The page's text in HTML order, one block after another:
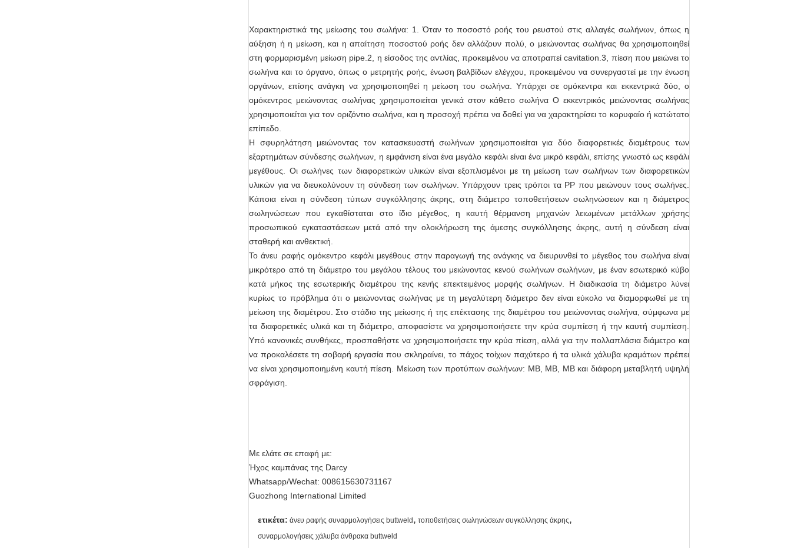
Χαρακτηριστικά της μείωσης του σωλήνα: 1. Όταν το ποσοστό ροής του ρευστού στις αλλαγές σωλήνων, όπως η
αύξηση ή η μείωση, και η απαίτηση ποσοστού ροής δεν αλλάζουν πολύ, ο μειώνοντας σωλήνας θα χρησιμοποιηθεί
στη φορμαρισμένη μείωση pipe.2, η είσοδος της αντλίας, προκειμένου να αποτραπεί cavitation.3, πίεση που μειώνει το
σωλήνα και το όργανο, όπως ο μετρητής ροής, ένωση βαλβίδων ελέγχου, προκειμένου να συνεργαστεί με την ένωση
οργάνων, επίσης ανάγκη να χρησιμοποιηθεί η μείωση του σωλήνα. Υπάρχει σε ομόκεντρα και εκκεντρικά δύο, ο
ομόκεντρος μειώνοντας σωλήνας χρησιμοποιείται γενικά στον κάθετο σωλήνα Ο εκκεντρικός μειώνοντας σωλήνας
χρησιμοποιείται για τον οριζόντιο σωλήνα, και η προσοχή πρέπει να δοθεί για να χαρακτηρίσει το κορυφαίο ή κατώτατο
επίπεδο.
Η σφυρηλάτηση μειώνοντας τον κατασκευαστή σωλήνων χρησιμοποιείται για δύο διαφορετικές διαμέτρους των
εξαρτημάτων σύνδεσης σωλήνων, η εμφάνιση είναι ένα μεγάλο κεφάλι είναι ένα μικρό κεφάλι, επίσης γνωστό ως κεφάλι
μεγέθους. Οι σωλήνες των διαφορετικών υλικών είναι εξοπλισμένοι με τη μείωση των σωλήνων των διαφορετικών
υλικών για να διευκολύνουν τη σύνδεση των σωλήνων. Υπάρχουν τρεις τρόποι τα PP που μειώνουν τους σωλήνες.
Κάποια είναι η σύνδεση τύπων συγκόλλησης άκρης, στη διάμετρο τοποθετήσεων σωληνώσεων και η διάμετρος
σωληνώσεων που εγκαθίσταται στο ίδιο μέγεθος, η καυτή θέρμανση μηχανών λειωμένων μετάλλων χρήσης
προσωπικού εγκαταστάσεων μετά από την ολοκλήρωση της άμεσης συγκόλλησης άκρης, αυτή η σύνδεση είναι
σταθερή και ανθεκτική.
Το άνευ ραφής ομόκεντρο κεφάλι μεγέθους στην παραγωγή της ανάγκης να διευρυνθεί το μέγεθος του σωλήνα είναι
μικρότερο από τη διάμετρο του μεγάλου τέλους του μειώνοντας κενού σωλήνων σωλήνων, με έναν εσωτερικό κύβο
κατά μήκος της εσωτερικής διαμέτρου της κενής επεκτειμένος μορφής σωλήνων. Η διαδικασία τη διάμετρο λύνει
κυρίως το πρόβλημα ότι ο μειώνοντας σωλήνας με τη μεγαλύτερη διάμετρο δεν είναι εύκολο να διαμορφωθεί με τη
μείωση της διαμέτρου. Στο στάδιο της μείωσης ή της επέκτασης της διαμέτρου του μειώνοντας σωλήνα, σύμφωνα με
τα διαφορετικές υλικά και τη διάμετρο, αποφασίστε να χρησιμοποιήσετε την κρύα συμπίεση ή την καυτή συμπίεση.
Υπό κανονικές συνθήκες, προσπαθήστε να χρησιμοποιήσετε την κρύα πίεση, αλλά για την πολλαπλάσια διάμετρο και
να προκαλέσετε τη σοβαρή εργασία που σκληραίνει, το πάχος τοίχων παχύτερο ή τα υλικά χάλυβα κραμάτων πρέπει
να είναι χρησιμοποιημένη καυτή πίεση. Μείωση των προτύπων σωλήνων: ΜΒ, ΜΒ, ΜΒ και διάφορη μεταβλητή υψηλή
σφράγιση.
Με ελάτε σε επαφή με:
Ήχος καμπάνας της Darcy
Whatsapp/Wechat: 008615630731167
Guozhong International Limited
ετικέτα: άνευ ραφής συναρμολογήσεις buttweld , τοποθετήσεις σωληνώσεων συγκόλλησης άκρης,
συναρμολογήσεις χάλυβα άνθρακα buttweld